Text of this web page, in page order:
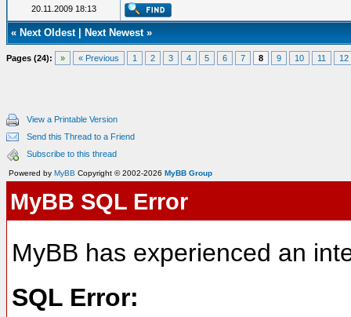
20.11.2009 18:13
« Next Oldest| Next Newest»
Pages (24): » « Previous 1 2 3 4 5 6 7 8 9 10 11 12
View a Printable Version
Send this Thread to a Friend
Subscribe to this thread
Powered by MyBB Copyright © 2002-2026 MyBB Group
MyBB SQL Error
MyBB has experienced an
SQL Error: